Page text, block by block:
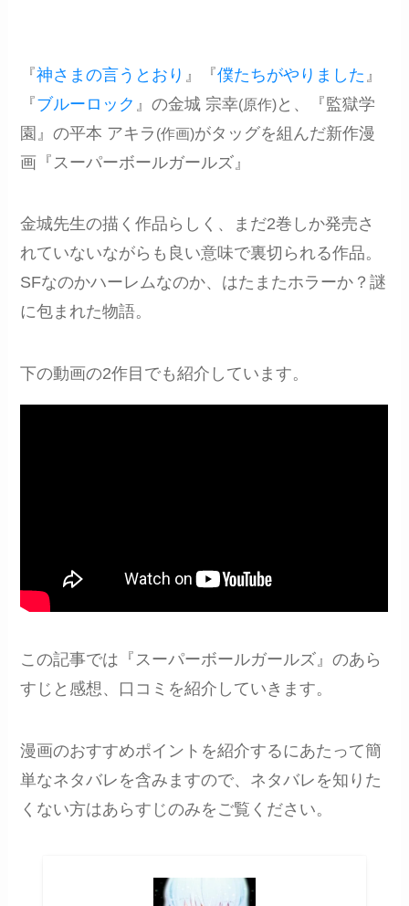
『神さまの言うとおり 』『僕たちがやりました 』
『ブルーロック 』の金城 宗幸(原作)と、『監獄学
園』の平本 アキラ (作画)がタッグを組んだ新作漫
画『スーパーボールガールズ』
金城先生の描く作品らしく、まだ2巻しか発売さ
れていないながらも良い意味で裏切られる作品。
SFなのかハーレムなのか、はたまたホラーか？謎
に包まれた物語。
下の動画の2作目でも紹介しています。
この記事では『スーパーボールガールズ』のあら
すじと感想、口コミを紹介していきます。
漫画のおすすめポイントを紹介するにあたって簡
単なネタバレを含みますので、ネタバレを知りた
くない方はあらすじのみをご覧ください。